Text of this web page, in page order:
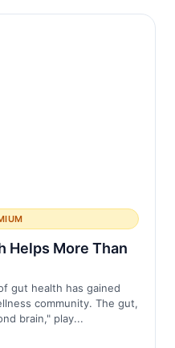
Helps More Than
gut health has gained
community. The gut,
brain," play...